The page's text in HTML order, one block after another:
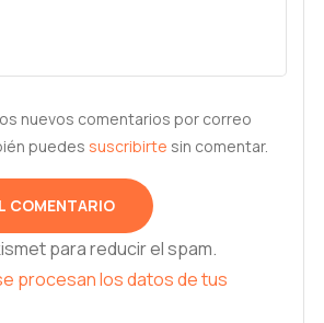
nuevos comentarios por correo
puedes suscribirte sin comentar.
para reducir el spam.
procesan los datos de tus